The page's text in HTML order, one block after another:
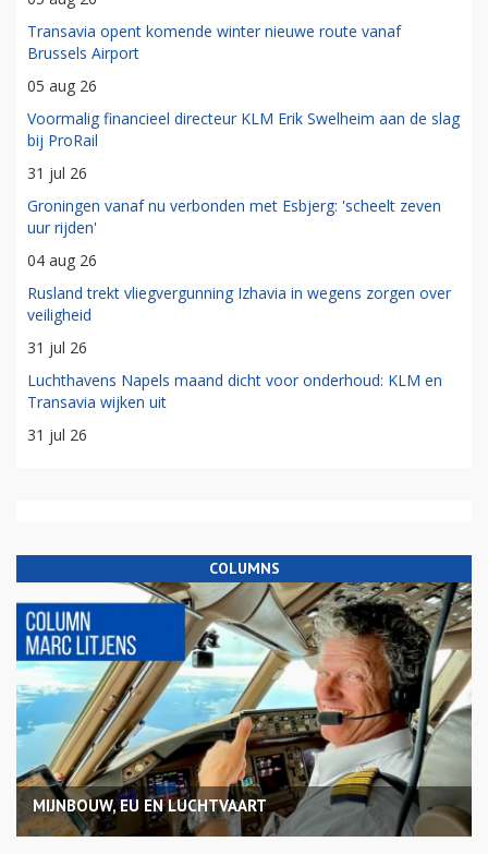
Transavia opent komende winter nieuwe route vanaf
Brussels Airport
05 aug 26
Voormalig financieel directeur KLM Erik Swelheim aan de slag
bij ProRail
31 jul 26
Groningen vanaf nu verbonden met Esbjerg: 'scheelt zeven
uur rijden'
04 aug 26
Rusland trekt vliegvergunning Izhavia in wegens zorgen over
veiligheid
31 jul 26
Luchthavens Napels maand dicht voor onderhoud: KLM en
Transavia wijken uit
31 jul 26
COLUMNS
MIJNBOUW, EU EN LUCHTVAART